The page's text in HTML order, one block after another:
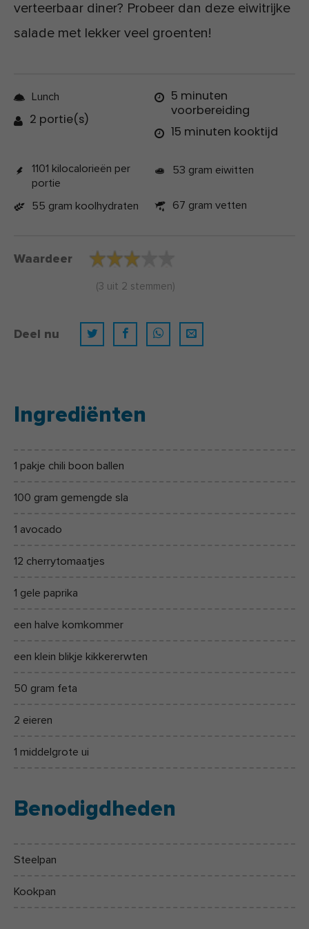
verteerbaar diner? Probeer dan deze eiwitrijke
salade met lekker veel groenten!
Lunch
2 portie(s)
5 minuten
voorbereiding
15 minuten kooktijd
1101 kilocalorieën per
portie
53 gram eiwitten
55 gram koolhydraten 67 gram vetten
Waardeer
(3 uit 2 stemmen)
Deel nu
Ingrediënten
1 pakje chili boon ballen
100 gram gemengde sla
1 avocado
12 cherrytomaatjes
1 gele paprika
een halve komkommer
een klein blikje kikkererwten
50 gram feta
2 eieren
1 middelgrote ui
Benodigdheden
Steelpan
Kookpan